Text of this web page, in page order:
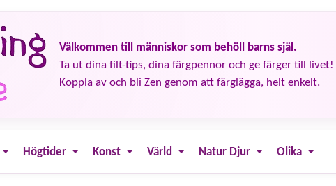
Välkommen till människor som behöll barns själ.
Ta ut dina filt-tips, dina färgpennor och ge färger till livet!
Koppla av och bli Zen genom att färglägga, helt enkelt.
Högtider Konst Värld Natur Djur Olika